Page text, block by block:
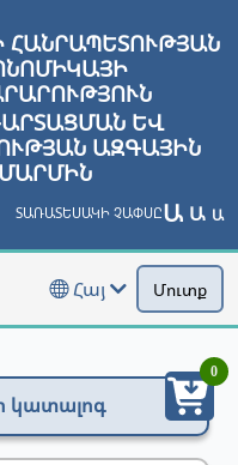
ՀԱՆՐԱՊԵՏՈՒԹՅԱՆ
ԵՎ
ԱԶԳԱՅԻՆ
ՄԱՐՄԻՆ
ՏԱՌԱՏԵՍԱԿԻ ՉԱՓՍԸԱ Ա Ա
Հայ Մուտք
կատալոգ
0